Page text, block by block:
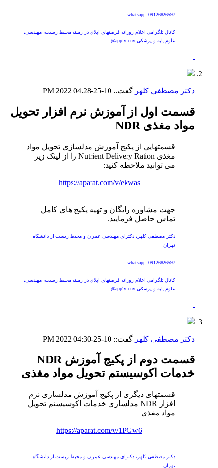
whatsapp: 09126826597
کانال تلگرامی اعلام روزانه فرصتهای اپلای در زمینه محیط زیست، مهندسی،
علوم پایه و پزشکی apply_env@
دکتر مصطفی کلهر گفت:: 10-25-2022
04:28 PM
قسمت اول از آموزش نرم افزار تحویل
مواد مغذی NDR
قسمتهایی از پکیج آموزش مدلسازی تحویل مواد
مغذی Nutrient Delivery Ration را از لینک زیر
می توانید ملاحظه کنید:
https://aparat.com/v/ekwas
جهت مشاوره رایگان و تهیه پکیج های کامل
تماس حاصل فرمایید.
دکتر مصطفی کلهر، دکترای مهندسی عمران و محیط زیست از دانشگاه
تهران
whatsapp: 09126826597
کانال تلگرامی اعلام روزانه فرصتهای اپلای در زمینه محیط زیست، مهندسی،
علوم پایه و پزشکی apply_env@
دکتر مصطفی کلهر گفت:: 10-25-2022
04:30 PM
قسمت دوم از پکیج آموزش NDR
خدمات اکوسیستم تحویل مواد مغذی
قسمتهای دیگری از پکیج آموزش مدلسازی نرم
افزار NDR مدلسازی خدمات اکوسیستم تحویل
مواد مغذی
https://aparat.com/v/1PGw6
دکتر مصطفی کلهر، دکترای مهندسی عمران و محیط زیست از دانشگاه
تهران